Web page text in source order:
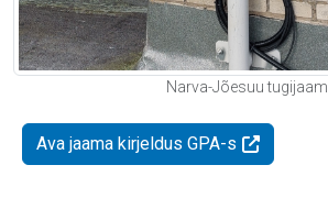
Narva-Jõesuu tugijaam
Ava jaama kirjeldus GPA-s